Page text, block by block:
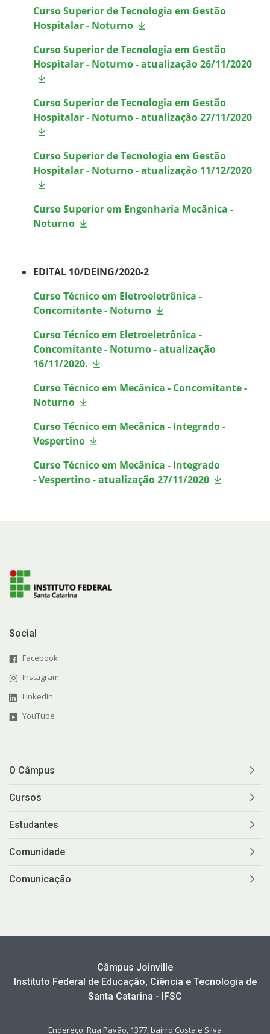
Curso Superior de Tecnologia em Gestão
Hospitalar - Noturno
Curso Superior de Tecnologia em Gestão
Hospitalar - Noturno - atualização 26/11/2020
Curso Superior de Tecnologia em Gestão
Hospitalar - Noturno - atualização 27/11/2020
Curso Superior de Tecnologia em Gestão
Hospitalar - Noturno - atualização 11/12/2020
Curso Superior em Engenharia Mecânica -
Noturno
EDITAL 10/DEING/2020-2
Curso Técnico em Eletroeletrônica -
Concomitante - Noturno
Curso Técnico em Eletroeletrônica -
Concomitante - Noturno - atualização
16/11/2020.
Curso Técnico em Mecânica - Concomitante -
Noturno
Curso Técnico em Mecânica - Integrado -
Vespertino
Curso Técnico em Mecânica - Integrado
- Vespertino - atualização 27/11/2020
Social
Facebook
Instagram
LinkedIn
YouTube
O Câmpus
Cursos
Estudantes
Comunidade
Comunicação
Câmpus Joinville
Instituto Federal de Educação, Ciência e Tecnologia de
Santa Catarina - IFSC
Endereço: Rua Pavão, 1377, bairro Costa e Silva